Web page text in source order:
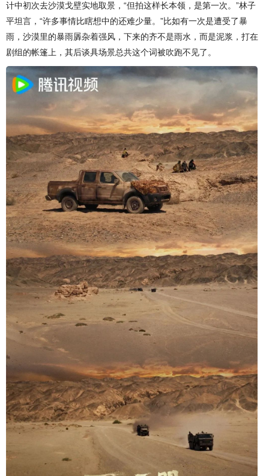
计中初次去沙漠戈壁实地取景，“但拍这样长本领，是第一次。”林子
平坦言，“许多事情比瞎想中的还难少量。”比如有一次是遭受了暴
雨，沙漠里的暴雨羼杂着强风，下来的齐不是雨水，而是泥浆，打在
剧组的帐篷上，其后谈具场景总共这个词被吹跑不见了。